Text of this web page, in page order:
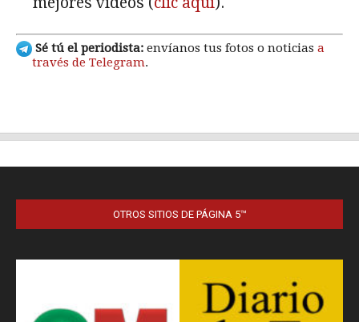
OTROS SITIOS DE PÁGINA 5™